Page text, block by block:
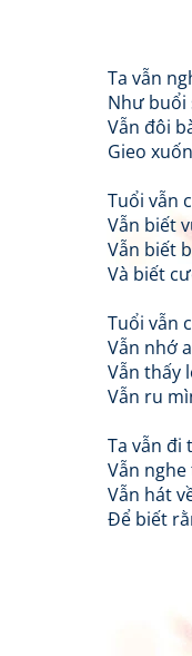
Ta vẫn
Như
Vẫn đôi
Gieo
Tuổi vẫn
Vẫn biết
Vẫn biết
Và biết
Tuổi vẫn
Vẫn nhớ
Vẫn thấy
Vẫn ru
Ta vẫn đi
Vẫn
Vẫn hát
Để biết